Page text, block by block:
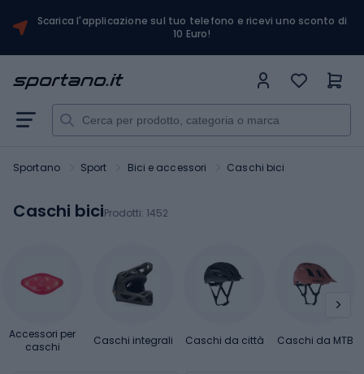
Scarica l'applicazione sul tuo telefono e ricevi uno sconto di
10 Euro!
Sportano Sport Bici e accessori Caschi bici
Caschi biciProdotti: 1452
Accessori per
caschi
Caschi integrali Caschi da città Caschi da MTB